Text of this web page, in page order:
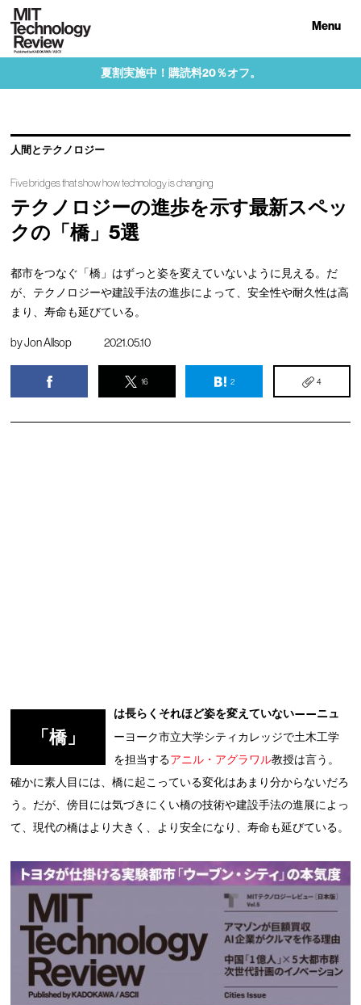
Menu
夏割実施中！購読料20％オフ。
人間とテクノロジー
Five bridges that show how technology is changing
テクノロジーの進歩を示す最新スペッ
クの「橋」5選
都市をつなぐ「橋」はずっと姿を変えていないように見える。だ
が、テクノロジーや建設手法の進歩によって、安全性や耐久性は高
まり、寿命も延びている。
byJon Allsop 2021.05.10
16 2 4
「橋」
は長らくそれほど姿を変えていない——ニュ
ーヨーク市立大学シティカレッジで土木工学
を担当するアニル・アグラワル教授は言う。
確かに素人目には、橋に起こっている変化はあまり分からないだろ
う。だが、傍目には気づきにくい橋の技術や建設手法の進展によっ
て、現代の橋はより大きく、より安全になり、寿命も延びている。